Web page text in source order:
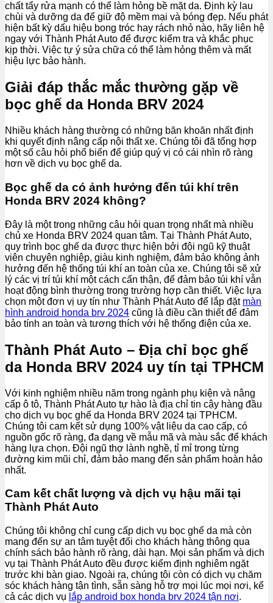
chất tẩy rửa mạnh có thể làm hỏng bề mặt da. Định kỳ lau
chùi và dưỡng da để giữ độ mềm mại và bóng đẹp. Nếu phát
hiện bất kỳ dấu hiệu bong tróc hay rách nhỏ nào, hãy liên hệ
ngay với Thành Phát Auto để được kiểm tra và khắc phục
kịp thời. Việc tự ý sửa chữa có thể làm hỏng thêm và mất
hiệu lực bảo hành.
Giải đáp thắc mắc thường gặp về
bọc ghế da Honda BRV 2024
Nhiều khách hàng thường có những băn khoăn nhất định
khi quyết định nâng cấp nội thất xe. Chúng tôi đã tổng hợp
một số câu hỏi phổ biến để giúp quý vị có cái nhìn rõ ràng
hơn về dịch vụ bọc ghế da.
Bọc ghế da có ảnh hưởng đến túi khí trên
Honda BRV 2024 không?
Đây là một trong những câu hỏi quan trọng nhất mà nhiều
chủ xe Honda BRV 2024 quan tâm. Tại Thành Phát Auto,
quy trình bọc ghế da được thực hiện bởi đội ngũ kỹ thuật
viên chuyên nghiệp, giàu kinh nghiệm, đảm bảo không ảnh
hưởng đến hệ thống túi khí an toàn của xe. Chúng tôi sẽ xử
lý các vị trí túi khí một cách cẩn thận, để đảm bảo túi khí vẫn
hoạt động bình thường trong trường hợp cần thiết. Việc lựa
chọn một đơn vị uy tín như Thành Phát Auto để lắp đặt màn
hình android honda brv 2024 cũng là điều cần thiết để đảm
bảo tính an toàn và tương thích với hệ thống điện của xe.
Thành Phát Auto – Địa chỉ bọc ghế
da Honda BRV 2024 uy tín tại TPHCM
Với kinh nghiệm nhiều năm trong ngành phụ kiện và nâng
cấp ô tô, Thành Phát Auto tự hào là địa chỉ tin cậy hàng đầu
cho dịch vụ bọc ghế da Honda BRV 2024 tại TPHCM.
Chúng tôi cam kết sử dụng 100% vật liệu da cao cấp, có
nguồn gốc rõ ràng, đa dạng về mẫu mã và màu sắc để khách
hàng lựa chọn. Đội ngũ thợ lành nghề, tỉ mỉ trong từng
đường kim mũi chỉ, đảm bảo mang đến sản phẩm hoàn hảo
nhất.
Cam kết chất lượng và dịch vụ hậu mãi tại
Thành Phát Auto
Chúng tôi không chỉ cung cấp dịch vụ bọc ghế da mà còn
mang đến sự an tâm tuyệt đối cho khách hàng thông qua
chính sách bảo hành rõ ràng, dài hạn. Mọi sản phẩm và dịch
vụ tại Thành Phát Auto đều được kiểm định nghiêm ngặt
trước khi bàn giao. Ngoài ra, chúng tôi còn có dịch vụ chăm
sóc khách hàng tận tình, sẵn sàng hỗ trợ mọi lúc mọi nơi, kể
cả các dịch vụ lắp android box honda brv 2024 tận nơi.